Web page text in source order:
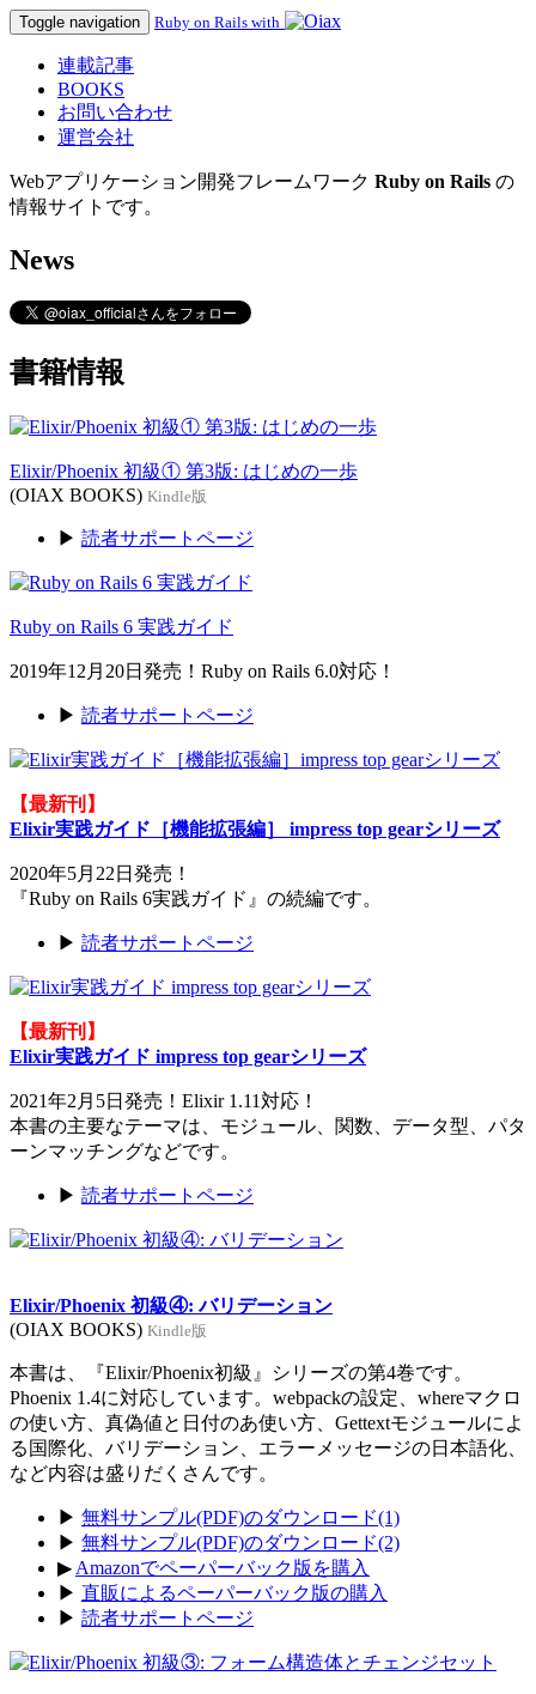
Toggle navigation Ruby on Rails with
連載記事
BOOKS
お問い合わせ
運営会社
Webアプリケーション開発フレームワーク Ruby on Rails の
情報サイトです。
News
書籍情報
Elixir/Phoenix 初級① 第3版: はじめの一歩
(OIAX BOOKS) Kindle版
▶ 読者サポートページ
Ruby on Rails 6 実践ガイド
2019年12月20日発売！Ruby on Rails 6.0対応！
▶ 読者サポートページ
【最新刊】
Elixir実践ガイド［機能拡張編］ impress top gearシリーズ
2020年5月22日発売！
『Ruby on Rails 6実践ガイド』の続編です。
▶ 読者サポートページ
【最新刊】
Elixir実践ガイド impress top gearシリーズ
2021年2月5日発売！Elixir 1.11対応！
本書の主要なテーマは、モジュール、関数、データ型、パタ
ーンマッチングなどです。
▶ 読者サポートページ
Elixir/Phoenix 初級④: バリデーション
(OIAX BOOKS) Kindle版
本書は、『Elixir/Phoenix初級』シリーズの第4巻です。
Phoenix 1.4に対応しています。webpackの設定、whereマクロ
の使い方、真偽値と日付のあ使い方、Gettextモジュールによ
る国際化、バリデーション、エラーメッセージの日本語化、
など内容は盛りだくさんです。
▶ 無料サンプル(PDF)のダウンロード(1)
▶ 無料サンプル(PDF)のダウンロード(2)
▶ Amazonでペーパーバック版を購入
▶ 直販によるペーパーバック版の購入
▶ 読者サポートページ